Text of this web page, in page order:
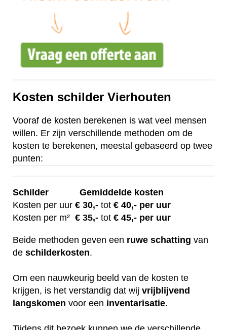
Kosten schilder Vierhouten
Vooraf de kosten berekenen is wat veel mensen
willen. Er zijn verschillende methoden om de
kosten te berekenen, meestal gebaseerd op twee
punten:
Schilder
Gemiddelde kosten
Kosten per uur € 30,- tot € 40,- per uur
Kosten per m² € 35,- tot € 45,- per uur
Beide methoden geven een ruwe schatting van
de schilderkosten.
Om een nauwkeurig beeld van de kosten te
krijgen, is het verstandig dat wij vrijblijvend
langskomen voor een inventarisatie.